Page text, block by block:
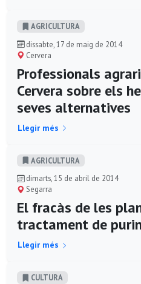
AGRICULTURA
dissabte, 17 de maig de 2014
Cervera
Professionals
Cervera sobre els
seves alternatives
Llegir més
AGRICULTURA
dimarts, 15 de abril de 2014
Segarra
El fracàs de les
tractament de
Llegir més
CULTURA